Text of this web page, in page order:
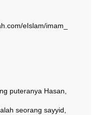
eIslam/imam_
puteranya Hasan,
seorang sayyid,